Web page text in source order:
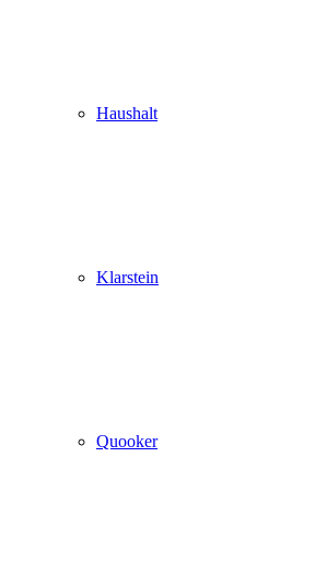
Haushalt
Klarstein
Quooker